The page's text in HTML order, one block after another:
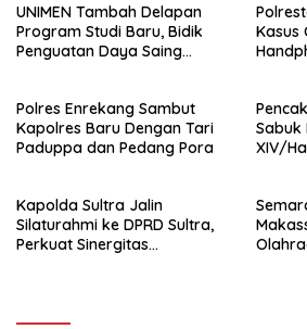
UNIMEN Tambah Delapan
Program Studi Baru, Bidik
Penguatan Daya Saing
Kasus
Polres Enrekang Sambut
Kapolres Baru Dengan Tari
Paduppa dan Pedang Pora
Sabuk
XIV/
Kapolda Sultra Jalin
Silaturahmi ke DPRD Sultra,
Perkuat Sinergitas